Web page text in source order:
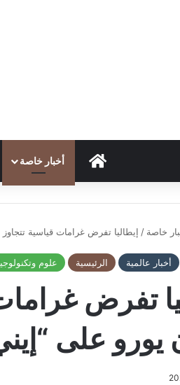
HOMEأخبار خاصة
خاصة / إيطاليا تفرض غرامات قياسية تتجاوز 936 مليون يورو على “إيني” وخمس شركات نفطية
أخبار عالمية الرئيسية علوم
يورو على